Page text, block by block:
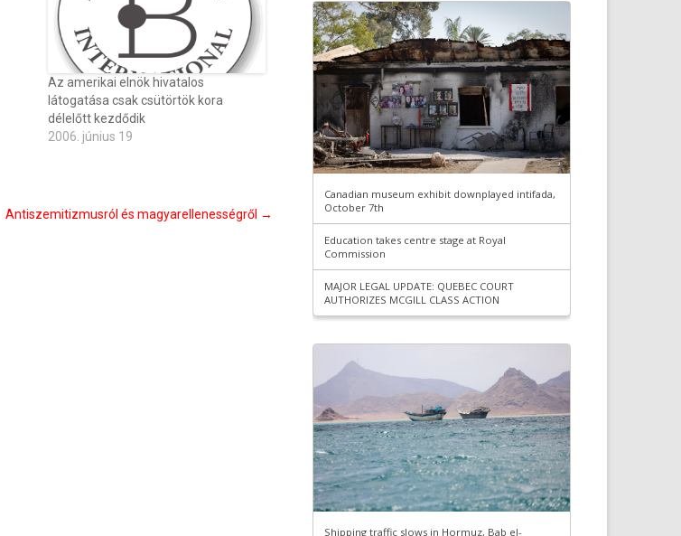
Az amerikai elnök hivatalos
látogatása csak csütörtök kora
délelőtt kezdődik
2006. június 19
Antiszemitizmusról és magyarellenességről →